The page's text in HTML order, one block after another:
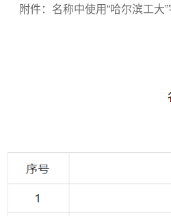
附件：名称中使用“哈尔滨工大”